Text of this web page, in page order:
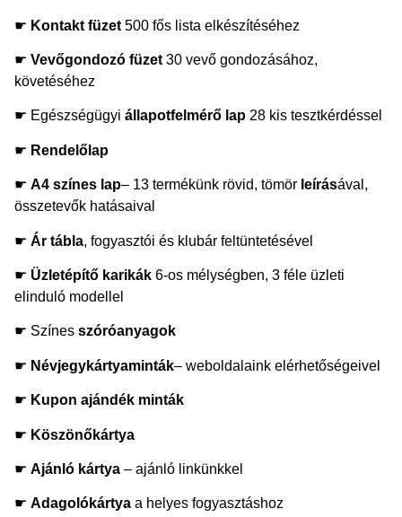
☛ Kontakt füzet 500 fős lista elkészítéséhez
☛ Vevőgondozó füzet 30 vevő gondozásához,
követéséhez
☛ Egészségügyi állapotfelmérő lap 28 kis tesztkérdéssel
☛ Rendelőlap
☛ A4 színes lap– 13 termékünk rövid, tömör leírásával,
összetevők hatásaival
☛ Ár tábla, fogyasztói és klubár feltüntetésével
☛ Üzletépítő karikák 6-os mélységben, 3 féle üzleti
elinduló modellel
☛ Színes szóróanyagok
☛ Névjegykártyaminták– weboldalaink elérhetőségeivel
☛ Kupon ajándék minták
☛ Köszönőkártya
☛ Ajánló kártya – ajánló linkünkkel
☛ Adagolókártya a helyes fogyasztáshoz